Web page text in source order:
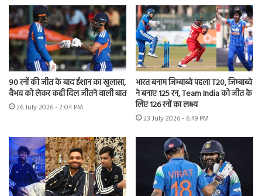
90 रनों की जीत के बाद ईशान का खुलासा,
वैभव को लेकर कही दिल जीतने वाली बात
26 July 2026 - 2:04 PM
भारत बनाम जिम्बाब्वे पहला T20, जिम्बाब्वे
ने बनाए 125 रन, Team India को जीत के
लिए 126 रनों का लक्ष्य
23 July 2026 - 6:49 PM